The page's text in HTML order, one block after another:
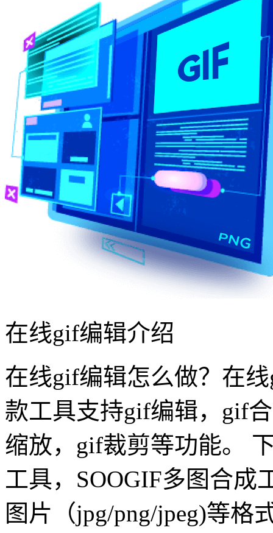
在线gif编辑介绍
在线gif编辑怎么做？在
款工具支持gif编辑，gif
缩放，gif裁剪等功能。
工具，SOOGIF多图合成
图片（jpg/png/jpeg)等格